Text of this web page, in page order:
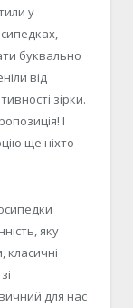
у
буквально
від
зірки.
І
ще ніхто
яку
класичні
для нас